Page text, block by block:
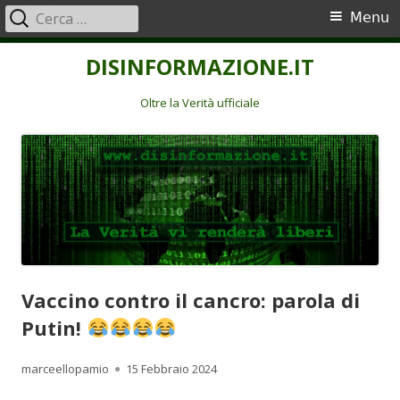
DISINFORMAZIONE.IT
Oltre la Verità ufficiale
Menu
principale
Menu
Ricerca
per:
Vaccino contro il cancro: parola di
Putin!
Autore
marceellopamio Pubblicato
15 Febbraio 2024